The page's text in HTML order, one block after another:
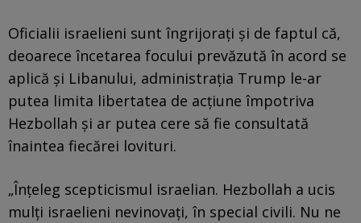
Oficialii israelieni sunt îngrijorați și de faptul că,
deoarece încetarea focului prevăzută în acord se
aplică și Libanului, administrația Trump le-ar
putea limita libertatea de acțiune împotriva
Hezbollah și ar putea cere să fie consultată
înaintea fiecărei lovituri.
„Înțeleg scepticismul israelian. Hezbollah a ucis
mulți israelieni nevinovați, în special civili. Nu ne